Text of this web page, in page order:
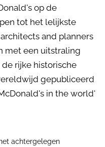
op de
tot het lelijkste
and planners
met een uitstraling
rijke historische
gepubliceerd
in the world'
achtergelegen